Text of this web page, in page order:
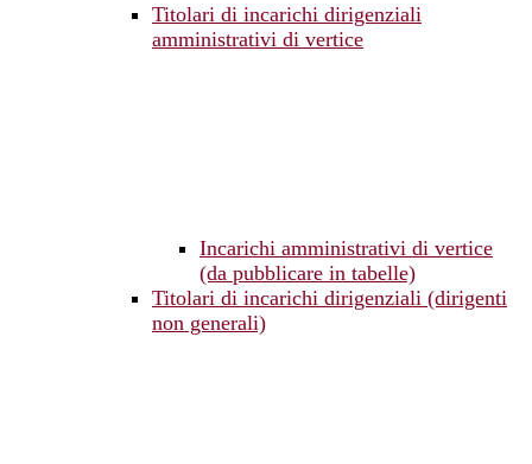
Titolari di incarichi dirigenziali
amministrativi di vertice
Incarichi amministrativi di vertice
(da pubblicare in tabelle)
Titolari di incarichi dirigenziali (dirigenti
non generali)